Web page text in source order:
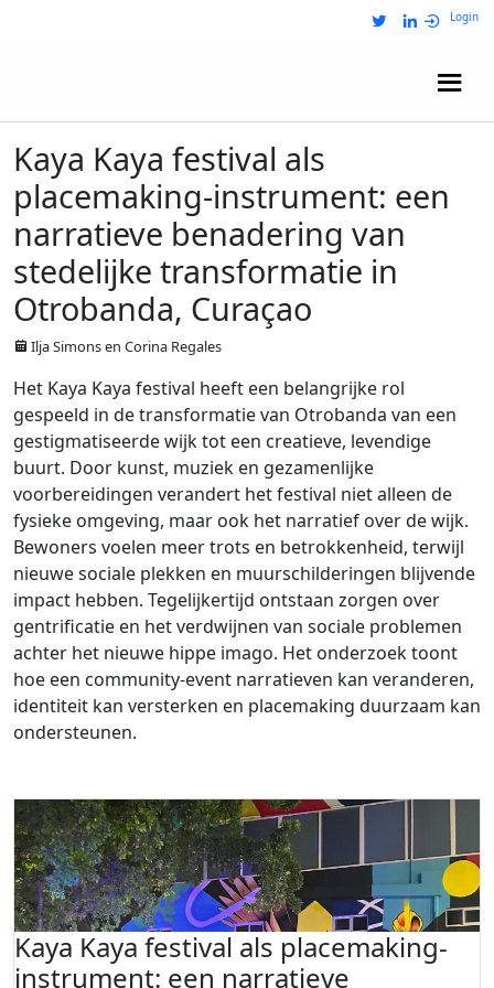
Login
Kaya Kaya festival als
placemaking-instrument: een
narratieve benadering van
stedelijke transformatie in
Otrobanda, Curaçao
Ilja Simons en Corina Regales
Het Kaya Kaya festival heeft een belangrijke rol
gespeeld in de transformatie van Otrobanda van een
gestigmatiseerde wijk tot een creatieve, levendige
buurt. Door kunst, muziek en gezamenlijke
voorbereidingen verandert het festival niet alleen de
fysieke omgeving, maar ook het narratief over de wijk.
Bewoners voelen meer trots en betrokkenheid, terwijl
nieuwe sociale plekken en muurschilderingen blijvende
impact hebben. Tegelijkertijd ontstaan zorgen over
gentrificatie en het verdwijnen van sociale problemen
achter het nieuwe hippe imago. Het onderzoek toont
hoe een community-event narratieven kan veranderen,
identiteit kan versterken en placemaking duurzaam kan
ondersteunen.
Kaya Kaya festival als placemaking-
instrument: een narratieve